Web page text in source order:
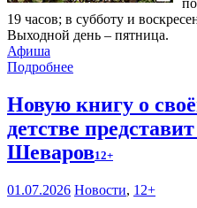
19 часов; в субботу и
Выходной день – пятница.
Афиша
Подробнее
Новую книгу о
детстве
Шеваров12+
01.07.2026 Новости, 12+